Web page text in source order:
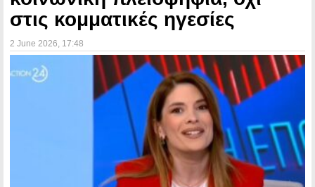
στις κομματικές ηγεσίες
2 June 2026 , 17:48